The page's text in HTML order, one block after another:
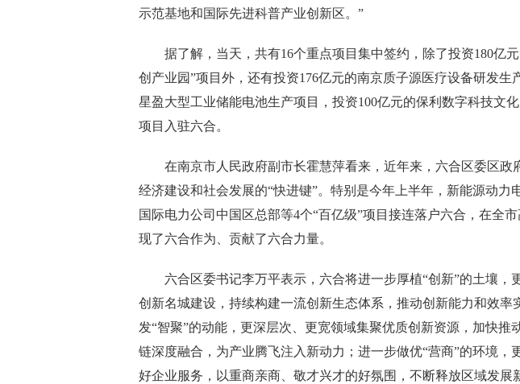
示范基地和国际先进科普产业创新区。”
据了解，当天，共有16个重点项目集中签约，除了投资180亿元
创产业园”项目外，还有投资176亿元的南京质子源医疗设备研发生
星盈大型工业储能电池生产项目，投资100亿元的保利数字科技文
项目入驻六合。
在南京市人民政府副市长霍慧萍看来，近年来，六合区委区政
经济建设和社会发展的“快进键”。特别是今年上半年，新能源动力
国际电力公司中国区总部等4个“百亿级”项目接连落户六合，在全
现了六合作为、贡献了六合力量。
六合区委书记李万平表示，六合将进一步厚植“创新”的土壤，
创新名城建设，持续构建一流创新生态体系，推动创新能力和效率
发“智聚”的动能，更深层次、更宽领域集聚优质创新资源，加快推
链深度融合，为产业腾飞注入新动力；进一步做优“营商”的环境，
好企业服务，以重商亲商、敬才兴才的好氛围，不断释放区域发展